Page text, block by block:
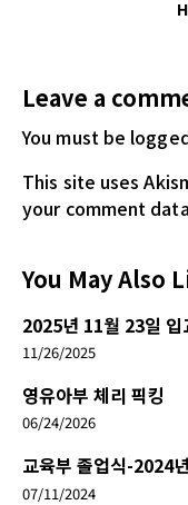
Leave a
You must be
This site uses
your comment
You May Also
2025년 11월 23일 입
11/26/2025
영유아부 체리 픽킹
06/24/2026
교육부 졸업식-2024
07/11/2024